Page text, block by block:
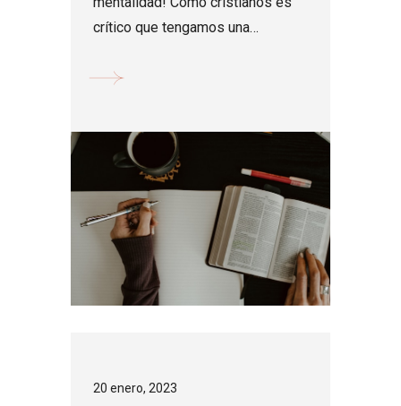
crítico que tengamos una
especialmente sabiendo que
excelencia....
20 enero, 2023